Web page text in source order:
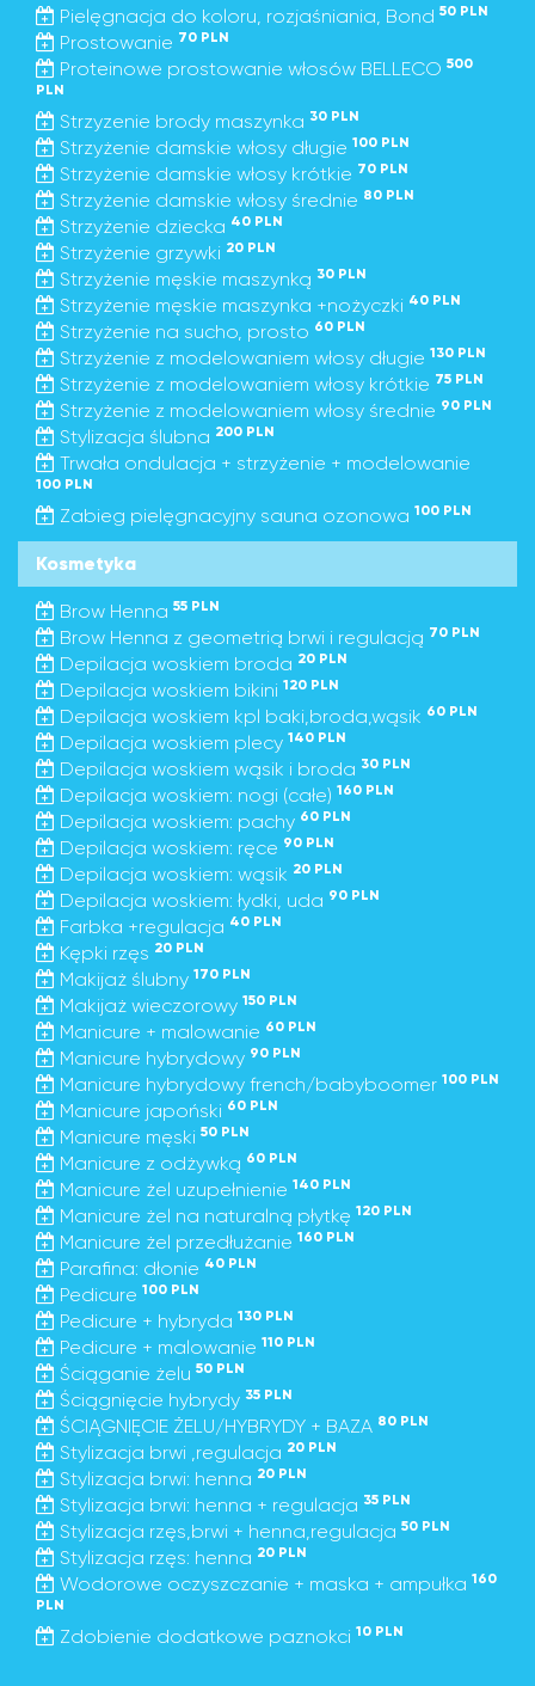
Pielęgnacja do koloru, rozjaśniania, Bond 50 PLN
Prostowanie 70 PLN
Proteinowe prostowanie włosów BELLECO 500
PLN
Strzyzenie brody maszynka 30 PLN
Strzyżenie damskie włosy długie 100 PLN
Strzyżenie damskie włosy krótkie 70 PLN
Strzyżenie damskie włosy średnie 80 PLN
Strzyżenie dziecka 40 PLN
Strzyżenie grzywki 20 PLN
Strzyżenie męskie maszynką 30 PLN
Strzyżenie męskie maszynka +nożyczki 40 PLN
Strzyżenie na sucho, prosto 60 PLN
Strzyżenie z modelowaniem włosy długie 130 PLN
Strzyżenie z modelowaniem włosy krótkie 75 PLN
Strzyżenie z modelowaniem włosy średnie 90 PLN
Stylizacja ślubna 200 PLN
Trwała ondulacja + strzyżenie + modelowanie
100 PLN
Zabieg pielęgnacyjny sauna ozonowa 100 PLN
Kosmetyka
Brow Henna 55 PLN
Brow Henna z geometrią brwi i regulacją 70 PLN
Depilacja woskiem broda 20 PLN
Depilacja woskiem bikini 120 PLN
Depilacja woskiem kpl baki,broda,wąsik 60 PLN
Depilacja woskiem plecy 140 PLN
Depilacja woskiem wąsik i broda 30 PLN
Depilacja woskiem: nogi (całe) 160 PLN
Depilacja woskiem: pachy 60 PLN
Depilacja woskiem: ręce 90 PLN
Depilacja woskiem: wąsik 20 PLN
Depilacja woskiem: łydki, uda 90 PLN
Farbka +regulacja 40 PLN
Kępki rzęs 20 PLN
Makijaż ślubny 170 PLN
Makijaż wieczorowy 150 PLN
Manicure + malowanie 60 PLN
Manicure hybrydowy 90 PLN
Manicure hybrydowy french/babyboomer 100 PLN
Manicure japoński 60 PLN
Manicure męski 50 PLN
Manicure z odżywką 60 PLN
Manicure żel uzupełnienie 140 PLN
Manicure żel na naturalną płytkę 120 PLN
Manicure żel przedłużanie 160 PLN
Parafina: dłonie 40 PLN
Pedicure 100 PLN
Pedicure + hybryda 130 PLN
Pedicure + malowanie 110 PLN
Ściąganie żelu 50 PLN
Ściągnięcie hybrydy 35 PLN
ŚCIĄGNIĘCIE ŻELU/HYBRYDY + BAZA 80 PLN
Stylizacja brwi ,regulacja 20 PLN
Stylizacja brwi: henna 20 PLN
Stylizacja brwi: henna + regulacja 35 PLN
Stylizacja rzęs,brwi + henna,regulacja 50 PLN
Stylizacja rzęs: henna 20 PLN
Wodorowe oczyszczanie + maska + ampułka 160
PLN
Zdobienie dodatkowe paznokci 10 PLN